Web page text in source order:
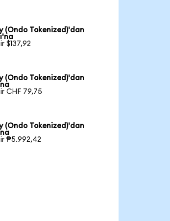
(Ondo Tokenized)'dan
$137,92
(Ondo Tokenized)'dan
CHF 79,75
(Ondo Tokenized)'dan
₱5.992,42